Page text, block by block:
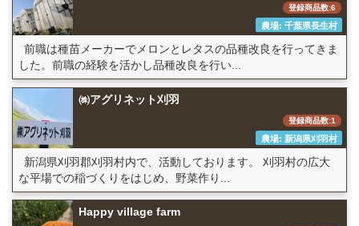
登録商品数:6
農場: 千葉県長生村
前職は種苗メーカーでメロンとレタスの品種改良を行ってきま
した。前職の経験を活かし品種改良を行い...
㈱アグリネット刈羽
登録商品数:1
農場: 新潟県刈羽村
新潟県刈羽郡刈羽村内で、活動しております。 刈羽村の広大
な平場での稲づくりをはじめ、野菜作り...
Happy village farm